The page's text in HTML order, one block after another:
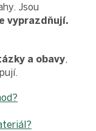
Jsou
vyprazdňují.
a obavy,